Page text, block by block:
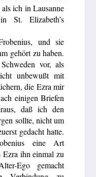
ich in Lausanne
St. Elizabeth’s
und sie
gehört zu haben.
vor, als
unbewußt mit
die Ezra mir
einigen Briefen
daß ich den
sollte, nicht um
gedacht hatte.
eine Art
ihn einmal zu
Ego gemacht